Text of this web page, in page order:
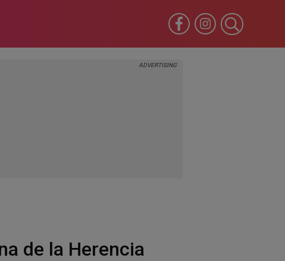
de la Herencia